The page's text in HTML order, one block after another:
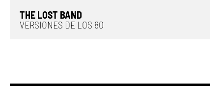
THE LOST BAND
VERSIONES DE LOS 80